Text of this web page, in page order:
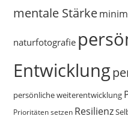
mentale Stärke
naturfotografie
Entwicklung
persönliche weiterentwicklung
Prioritäten setzen Resilienz